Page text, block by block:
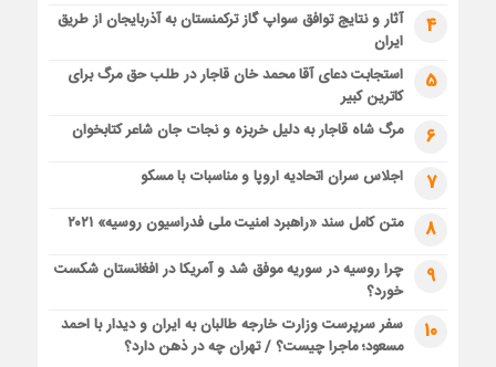
4
آثار و نتایج توافق سواپ گاز ترکمنستان به آذربایجان از طریق
ایران
5
استجابت دعای آقا محمد خان قاجار در طلب حق مرگ برای
کاترین کبیر
6 مرگ شاه قاجار به دلیل خربزه و نجات جان شاعر کتابخوان
7 اجلاس سران اتحادیه اروپا و مناسبات با مسکو
8 متن کامل سند «راهبرد امنیت ملی فدراسیون روسیه» ۲۰۲۱
9
چرا روسیه در سوریه موفق شد و آمریکا در افغانستان شکست
خورد؟
10
سفر سرپرست وزارت خارجه طالبان به ایران و دیدار با احمد
مسعود؛ ماجرا چیست؟ / تهران چه در ذهن دارد؟